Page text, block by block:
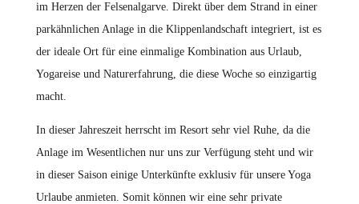
im Herzen der Felsenalgarve. Direkt über dem Strand in einer
parkähnlichen Anlage in die Klippenlandschaft integriert, ist es
der ideale Ort für eine einmalige Kombination aus Urlaub,
Yogareise und Naturerfahrung, die diese Woche so einzigartig
macht.
In dieser Jahreszeit herrscht im Resort sehr viel Ruhe, da die
Anlage im Wesentlichen nur uns zur Verfügung steht und wir
in dieser Saison einige Unterkünfte exklusiv für unsere Yoga
Urlaube anmieten. Somit können wir eine sehr private